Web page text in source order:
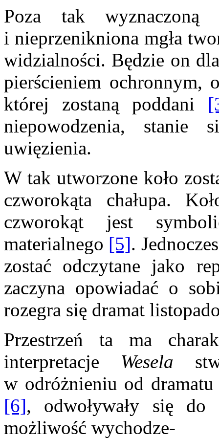
Poza tak
i nieprzenikniona mgła
widzialności. Będzie on
pierścieniem ochronnym,
której zostaną poddani
niepowodzenia, stanie
uwięzienia.
W tak utworzone koło
czworokąta chałupa.
czworokąt jest
materialnego [5].
zostać odczytane jako
zaczyna opowiadać o
rozegra się dramat
Przestrzeń ta ma
interpretacje Wesela
w odróżnieniu od
[6], odwoływały się
możliwość wychodze-